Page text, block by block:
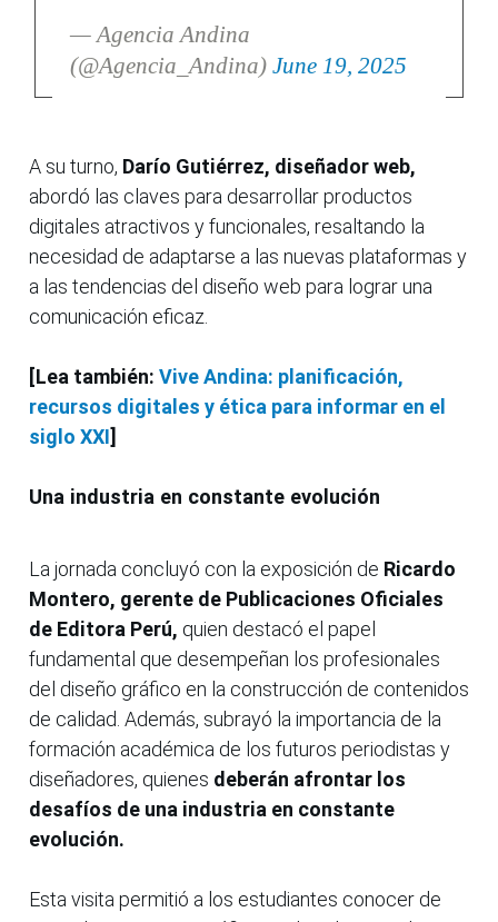
— Agencia Andina
(@Agencia_Andina) June 19, 2025
A su turno, Darío Gutiérrez, diseñador web,
abordó las claves para desarrollar productos
digitales atractivos y funcionales, resaltando la
necesidad de adaptarse a las nuevas plataformas y
a las tendencias del diseño web para lograr una
comunicación eficaz.
[Lea también: Vive Andina: planificación,
recursos digitales y ética para informar en el
siglo XXI]
Una industria en constante evolución
La jornada concluyó con la exposición de Ricardo
Montero, gerente de Publicaciones Oficiales
de Editora Perú, quien destacó el papel
fundamental que desempeñan los profesionales
del diseño gráfico en la construcción de contenidos
de calidad. Además, subrayó la importancia de la
formación académica de los futuros periodistas y
diseñadores, quienes deberán afrontar los
desafíos de una industria en constante
evolución.
Esta visita permitió a los estudiantes conocer de